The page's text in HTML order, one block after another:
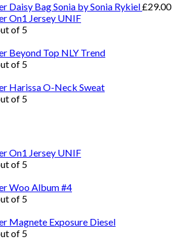
Daisy Bag Sonia by Sonia Rykiel£29.00
On1 Jersey UNIF
of 5
Beyond Top NLY Trend
of 5
Harissa O-Neck Sweat
of 5
On1 Jersey UNIF
of 5
Woo Album #4
of 5
Magnete Exposure Diesel
of 5